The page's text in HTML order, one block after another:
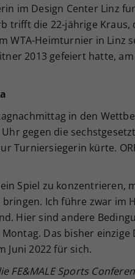
im Design Center Linz
trifft die 22-jährige Kraus,
WTA-Heimturnier in Linz
2013 gefeiert hatte,
in den
gegen die
Turniersiegerin kürte.
Spiel zu konzentrieren,
Ich führe zwar im
Hier sind andere
Das bisher
Juni 2022 für sich.
FE&MALE Sports